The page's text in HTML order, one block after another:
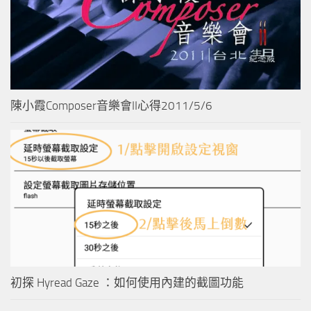
陳小霞Composer音樂會II心得2011/5/6
初探 Hyread Gaze ：如何使用內建的截圖功能